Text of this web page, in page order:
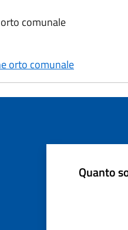
comunale
orto comunale
Quanto